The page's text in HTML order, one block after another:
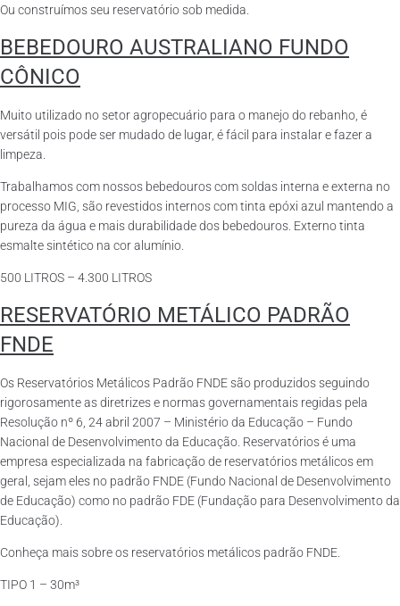
Ou construímos seu reservatório sob medida.
BEBEDOURO AUSTRALIANO FUNDO
CÔNICO
Muito utilizado no setor agropecuário para o manejo do rebanho, é
versátil pois pode ser mudado de lugar, é fácil para instalar e fazer a
limpeza.
Trabalhamos com nossos bebedouros com soldas interna e externa no
processo MIG, são revestidos internos com tinta epóxi azul mantendo a
pureza da água e mais durabilidade dos bebedouros. Externo tinta
esmalte sintético na cor alumínio.
500 LITROS – 4.300 LITROS
RESERVATÓRIO METÁLICO PADRÃO
FNDE
Os Reservatórios Metálicos Padrão FNDE são produzidos seguindo
rigorosamente as diretrizes e normas governamentais regidas pela
Resolução nº 6, 24 abril 2007 – Ministério da Educação – Fundo
Nacional de Desenvolvimento da Educação. Reservatórios é uma
empresa especializada na fabricação de reservatórios metálicos em
geral, sejam eles no padrão FNDE (Fundo Nacional de Desenvolvimento
de Educação) como no padrão FDE (Fundação para Desenvolvimento da
Educação).
Conheça mais sobre os reservatórios metálicos padrão FNDE.
TIPO 1 – 30m³